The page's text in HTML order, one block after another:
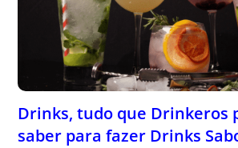
Drinks, tudo que Drinkeros
saber para fazer Drinks